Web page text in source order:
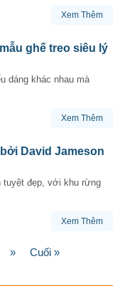
Xem Thêm
ghế treo siêu lý
dáng khác nhau mà
Xem Thêm
David Jameson
tuyệt đẹp, với khu rừng
Xem Thêm
»
Cuối »